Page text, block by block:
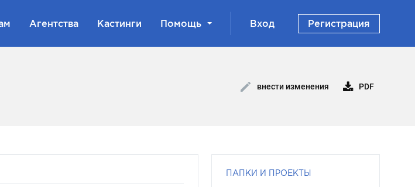
Агентства Кастинги Помощь Вход Регистрация
внести изменения PDF
ПАПКИ И ПРОЕКТЫ